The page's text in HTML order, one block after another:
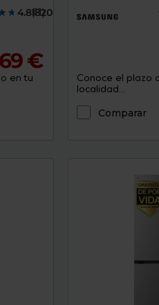
4.8182000
(11)
€
en tu
Conoce el plazo
localidad...
Comparar